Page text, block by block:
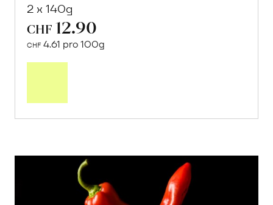
2 x 140g
CHF 12.90
CHF 4.61 pro 100g